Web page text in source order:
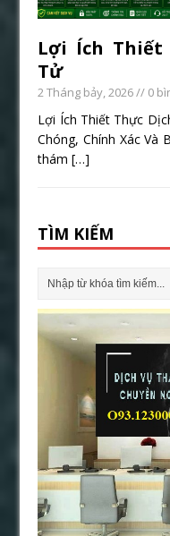
Lợi Ích Thiết
Tử
2 Tháng bảy, 2026// 0
Lợi Ích Thiết Thực
Chóng, Chính Xác
thám[…]
TÌM KIẾM